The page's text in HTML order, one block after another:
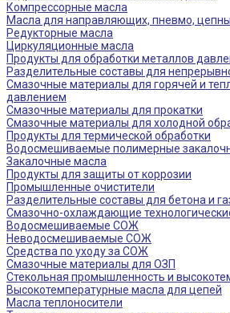
Компрессорные масла
Масла для направляющих, пневмо,
Редукторные масла
Циркуляционные масла
Продукты для обработки металлов
Разделительные составы для
Смазочные материалы для горячей и
давлением
Смазочные материалы для прокатки
Смазочные материалы для холодной
Продукты для термической обработки
Водосмешиваемые полимерные
Закалочные масла
Продукты для защиты от коррозии
Промышленные очистители
Разделительные составы для бетона и
Смазочно-охлаждающие
Водосмешиваемые СОЖ
Неводосмешиваемые СОЖ
Средства по уходу за СОЖ
Смазочные материалы для ОЗП
Стекольная промышленность и
Высокотемпературные масла для цепей
Масла теплоносители